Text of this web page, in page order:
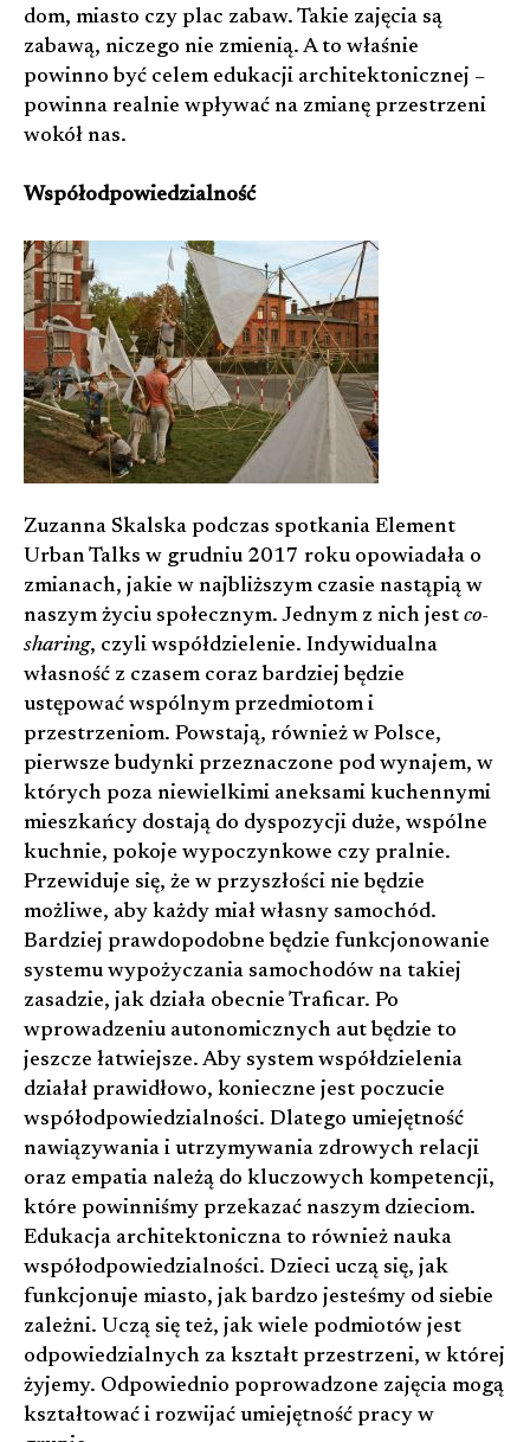
dom, miasto czy plac zabaw. Takie zajęcia są
zabawą, niczego nie zmienią. A to właśnie
powinno być celem edukacji architektonicznej –
powinna realnie wpływać na zmianę przestrzeni
wokół nas.
Współodpowiedzialność
Zuzanna Skalska podczas spotkania Element
Urban Talks w grudniu 2017 roku opowiadała o
zmianach, jakie w najbliższym czasie nastąpią w
naszym życiu społecznym. Jednym z nich jest co-
sharing, czyli współdzielenie. Indywidualna
własność z czasem coraz bardziej będzie
ustępować wspólnym przedmiotom i
przestrzeniom. Powstają, również w Polsce,
pierwsze budynki przeznaczone pod wynajem, w
których poza niewielkimi aneksami kuchennymi
mieszkańcy dostają do dyspozycji duże, wspólne
kuchnie, pokoje wypoczynkowe czy pralnie.
Przewiduje się, że w przyszłości nie będzie
możliwe, aby każdy miał własny samochód.
Bardziej prawdopodobne będzie funkcjonowanie
systemu wypożyczania samochodów na takiej
zasadzie, jak działa obecnie Traficar. Po
wprowadzeniu autonomicznych aut będzie to
jeszcze łatwiejsze. Aby system współdzielenia
działał prawidłowo, konieczne jest poczucie
współodpowiedzialności. Dlatego umiejętność
nawiązywania i utrzymywania zdrowych relacji
oraz empatia należą do kluczowych kompetencji,
które powinniśmy przekazać naszym dzieciom.
Edukacja architektoniczna to również nauka
współodpowiedzialności. Dzieci uczą się, jak
funkcjonuje miasto, jak bardzo jesteśmy od siebie
zależni. Uczą się też, jak wiele podmiotów jest
odpowiedzialnych za kształt przestrzeni, w której
żyjemy. Odpowiednio poprowadzone zajęcia mogą
kształtować i rozwijać umiejętność pracy w